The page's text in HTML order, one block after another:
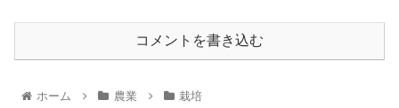
コメントを書き込む
ホーム 農業 栽培